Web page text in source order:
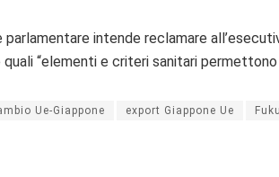
intende reclamare
“elementi e criteri sanitari
Ue-Giappone export Giappone Ue